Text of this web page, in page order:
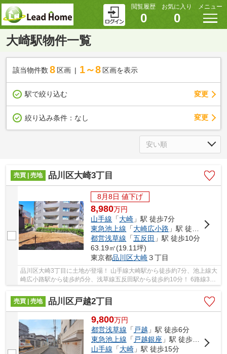
閲覧履歴
0
お気に入り
0
メニュー
大崎駅物件一覧
該当物件数 8 区画 1～8 区画を表示
駅で絞り込む 変更
絞り込み条件： なし 変更
売買 | 売地 品川区大崎3丁目
8月8日 値下げ
8,980万円
山手線 「大崎 」駅 徒歩7分
東急池上線 「大崎広小路 」駅 徒歩5分
都営浅草線 「五反田 」駅 徒歩10分
63.19㎡(19.11坪)
東京都品川区大崎３丁目
品川区大崎3丁目に土地が登場！ 山手線大崎駅から徒歩約7分、池上線大
崎広小路駅から徒歩約5分、浅草線五反田駅から徒歩約10分！ 6路線3駅
売買 | 売地
品川区戸越2丁目
9,800万円
都営浅草線 「 戸越 」駅 徒歩6分
東急池上線 「 戸越銀座 」駅 徒歩7分
山手線 「大崎」駅 徒歩15分